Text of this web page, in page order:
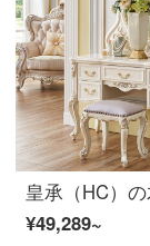
¥49,289~